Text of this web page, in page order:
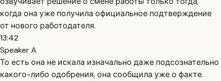
когда она уже получила официальное подтверждение
от нового работодателя.
13:42
Speaker A
То есть она не искала изначально даже подсознательно
какого-либо одобрения, она сообщила уже о факте.